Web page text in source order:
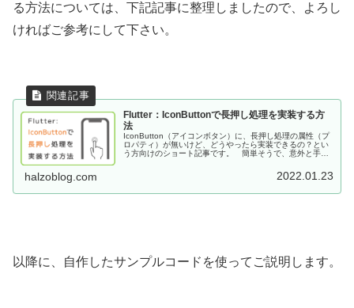
る方法については、下記記事に整理しましたので、よろし
ければご参考にして下さい。
Flutter：IconButtonで長押し処理を実装する方
法
IconButton（アイコンボタン）に、長押し処理の属性（プ
ロパティ）が無いけど、どうやったら実装できるの？とい
う方向けのショート記事です。 簡単そうで、意外と手間
halzoblog.com 2022.01.23
以降に、自作したサンプルコードを使ってご説明します。